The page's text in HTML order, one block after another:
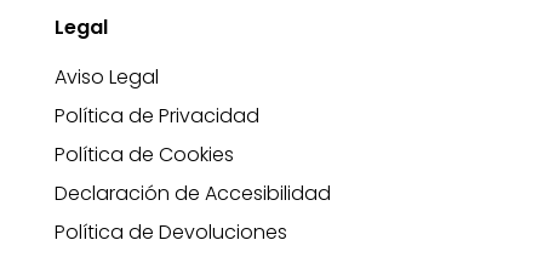
Legal
Aviso Legal
Política de Privacidad
Política de Cookies
Declaración de Accesibilidad
Política de Devoluciones